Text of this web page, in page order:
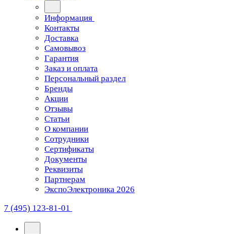
Информация
Контакты
Доставка
Самовывоз
Гарантия
Заказ и оплата
Персональный раздел
Бренды
Акции
Отзывы
Статьи
О компании
Сотрудники
Сертификаты
Документы
Реквизиты
Партнерам
ЭкспоЭлектроника 2026
7 (495) 123-81-01